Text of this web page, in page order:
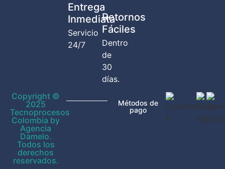
Entrega
Inmediata
Servicio
24/7
Retornos
Fáciles
Dentro
de
30
días.
Copyright ©
2025
Tecnoprocesos
Colombia by
Agencia
Damelo.
Todos los
derechos
reservados.
Métodos de
pago